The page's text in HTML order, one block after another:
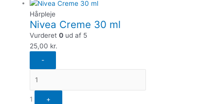
Hårpleje
Nivea Creme 30 ml
Vurderet0 ud af 5
25,00 kr.
-
1
+